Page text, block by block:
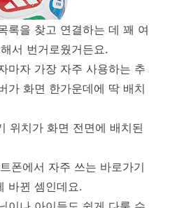
록을 찾고 연결하는 데 꽤 여
서 번거로웠거든요.
마자 가장 자주 사용하는 추
가 화면 한가운데에 딱 배치
위치가 화면 전면에 배치된
폰에서 자주 쓰는 바로가기
바뀐 셈인데요.